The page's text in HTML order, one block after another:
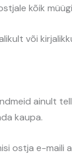
kõik
või
ainult
kaupa.
ostja e-maili